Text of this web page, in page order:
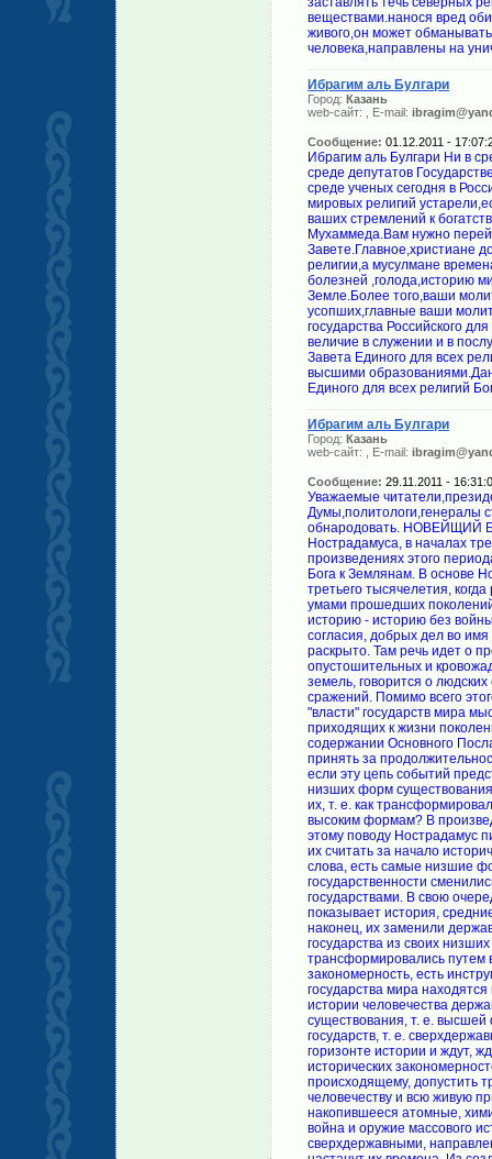
веществами.нанося вред
живого,он может
человека,направлены на
Ибрагим аль Булгари
Город: Казань
web-сайт:
, E-mail:
Сообщение: 01.12.2011 -
Ибрагим аль Булгари Ни в
среде депутатов
среде ученых сегодня в
мировых религий
ваших стремлений к
Мухаммеда.Вам нужно
Завете.Главное,христиане
религии,а мусулмане
болезней ,голода,историю
Земле.Более того,ваши
усопших,главные ваши
государства Российского
величие в служении и в
Завета Единого для всех
высшими
Единого для всех религий
Ибрагим аль Булгари
Город: Казань
web-сайт:
, E-mail:
Сообщение: 29.11.2011 -
Уважаемые читатели,президент,председатель правительства,депутаты Государственной Думы,политологи,генералы стали говорить о локальных ядерных войнах.Пришло время обнародовать. НОВЕЙЩИЙ БОЖИЙ ЗАВЕТ. В пророческих произведениях Мишеля де Нострадамуса, в началах третьего тысячелетия, мировым религиям отведено особое место. В произведениях этого периода говорится о крахе старых основ религий и о Новейшем Завете Бога к Землянам. В основе Новейшего Завета лежит праведная Божья мысль: "В началах третьего тысячелетия, когда разрушаются изначальные исторические ценности, овладевшие умами прошедших поколений, есть у человечества возможность избирать свою дальнейшую историю - историю без войны (без оружия), без насилия, без болезней и голода - историю мира, согласия, добрых дел во имя продолжения жизни на Земле. Содержание Основного Послания раскрыто. Там речь идет о прогремевших войнах - о войнах жестоких, разрушительных, опустошительных и кровожадных. Говорится о переселении целых народов из своих обжитых земель, говорится о людских слезах, горестях, говорится о безвременно усопших на полях сражений. Помимо всего этого есть слово о сегодняшнем дне истории. Конкретно о том, что у "власти" государств мира мысли и поступки и по отношению к истории, и по отношению к судьбам приходящих к жизни поколений очень и очень низкие, безответственные, безнравственные. В содержании Основного Послания есть понятие о причинах войн. Суть их такова. Если "время принять за продолжительность, а историю за цепь событий, состоящих из отдельных звеньев и если эту цепь событий представить, что она есть развитие исторических государств из своих низших форм существования к более высоким формам, то возникает вопрос о трансформации их, т. е. как трансформировались государства от своих низших форм существования к более высоким формам? В произведениях Нострадамуса есть конкретный ответ на этот вопрос. По этому поводу Нострадамус пишет, - "В прошедших временах существовали роды, племена. Если их считать за начало исторического развития государств, то роды, племена, в прямом смысле слова, есть самые низшие формы государственности. В истории родовая, племенная форма государственности сменились с общинными формами, а общинные далее сменились с малыми государствами. В свою очередь, к сменам малых государств пришли средние государства. Как показывает история, средние государства трансформировались на большие государства и, наконец, их заменили державные государства. Таким образом, до начало третьего тысячелетия, государства из своих низших форм существования к более и более высоким формам трансформировались путем войны, путем цепи войн. Война, как показывает историческая закономерность, есть инструмент трансформации. В начале третьего тысячелетия многие государства мира находятся в державном состоянии, т. е. ведут державный образ жизни. В истории человечества державное состояние государств не является конечной формой существования, т. е. высшей формой существования их. Есть еще сверхдержавное состояние государств, т. е. сверхдержавная форма существования государств. Сверхдержавы уже видны на горизонте истории и ждут,